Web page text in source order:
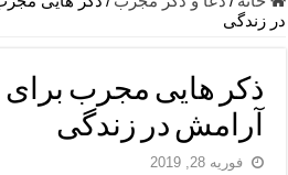
دعای مشکل گشا برای رفع فقر –
معجزات دعای یا من اظهر الجمیل –
مهم ترین اذکار الهی و فضیلت آن
دعا برای ترس بچه ها در خواب – دعای
در زندگی
ذکر هایی مجرب
آرامش در زندگی
فوریه 28, 2019